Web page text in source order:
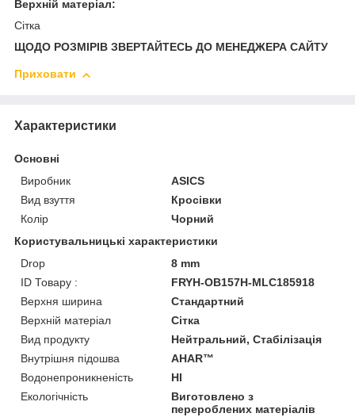
Верхній матеріал:
Сітка
ЩОДО РОЗМІРІВ ЗВЕРТАЙТЕСЬ ДО МЕНЕДЖЕРА САЙТУ
Приховати
Характеристики
Основні
Виробник
ASICS
Вид взуття
Кросівки
Колір
Чорний
Користувальницькі характеристики
Drop
8 mm
ID Товару :
FRYH-OB157H-MLC185918
Верхня ширина
Стандартний
Верхній матеріал
Сітка
Вид продукту
Нейтральний, Стабілізація
Внутрішня підошва
AHAR™
Водонепроникненість
HI
Екологічність
Виготовлено з
перероблених матеріалів